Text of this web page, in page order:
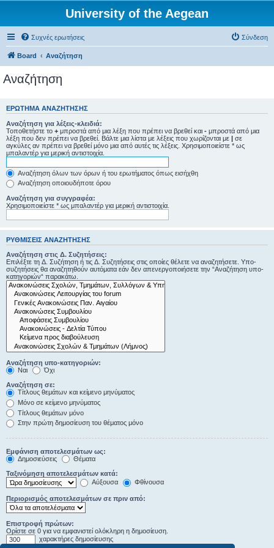
University of the Aegean
Συχνές ερωτήσεις Σύνδεση
Board Αναζήτηση
Αναζήτηση
ΕΡΏΤΗΜΑ ΑΝΑΖΉΤΗΣΗΣ
Αναζήτηση για λέξεις-κλειδιά:
Τοποθετήστε το + μπροστά από μια λέξη που πρέπει να βρεθεί και - μπροστά από μια
λέξη που δεν πρέπει να βρεθεί. Βάλτε μια λίστα με λέξεις που χωρίζονται με | σε
αγκύλες αν πρέπει να βρεθεί μόνο μια από αυτές τις λέξεις. Χρησιμοποιείστε * ως
μπαλαντέρ για μερική αντιστοιχία.
Αναζήτηση όλων των όρων ή του ερωτήματος όπως εισήχθη
Αναζήτηση οποιουδήποτε όρου
Αναζήτηση για συγγραφέα:
Χρησιμοποιείστε * ως μπαλαντέρ για μερική αντιστοιχία.
ΡΥΘΜΊΣΕΙΣ ΑΝΑΖΉΤΗΣΗΣ
Αναζήτηση στις Δ. Συζητήσεις:
Επιλέξτε τη Δ. Συζήτηση ή τις Δ. Συζητήσεις στις οποίες θέλετε να αναζητήσετε. Υπο-
συζητήσεις θα αναζητηθούν αυτόματα εάν δεν απενεργοποιήσετε την “Αναζήτηση υπο-
κατηγοριών“ παρακάτω.
Αναζήτηση υπο-κατηγοριών:
Ναι
Όχι
Αναζήτηση σε:
Τίτλους θεμάτων και κείμενο μηνύματος
Μόνο σε κείμενο μηνύματος
Τίτλους θεμάτων μόνο
Στην πρώτη δημοσίευση του θέματος μόνο
Εμφάνιση αποτελεσμάτων ως:
Δημοσιεύσεις
Θέματα
Ταξινόμηση αποτελεσμάτων κατά:
Αύξουσα
Φθίνουσα
Περιορισμός αποτελεσμάτων σε πριν από:
Επιστροφή πρώτων:
Ορίστε σε 0 για να εμφανιστεί ολόκληρη η δημοσίευση.
χαρακτήρες δημοσίευσης